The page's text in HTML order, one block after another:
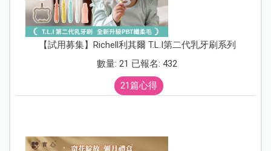
【試用募集】Richell利其爾 T.L.I第二代乳牙刷系列
數量: 21 已報名: 432
21篇心得